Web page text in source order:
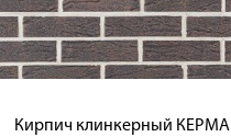
Кирпич клинкерный КЕРМА